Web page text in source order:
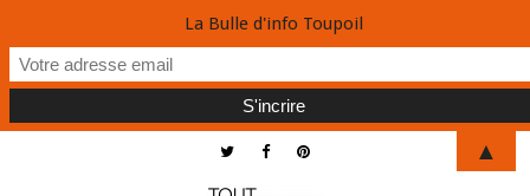
La Bulle d'info Toupoil
▲